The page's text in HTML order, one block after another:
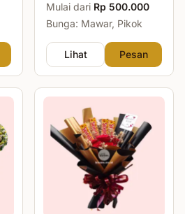
Mulai dari Rp 500.000
Bunga: Mawar, Pikok
Lihat Pesan